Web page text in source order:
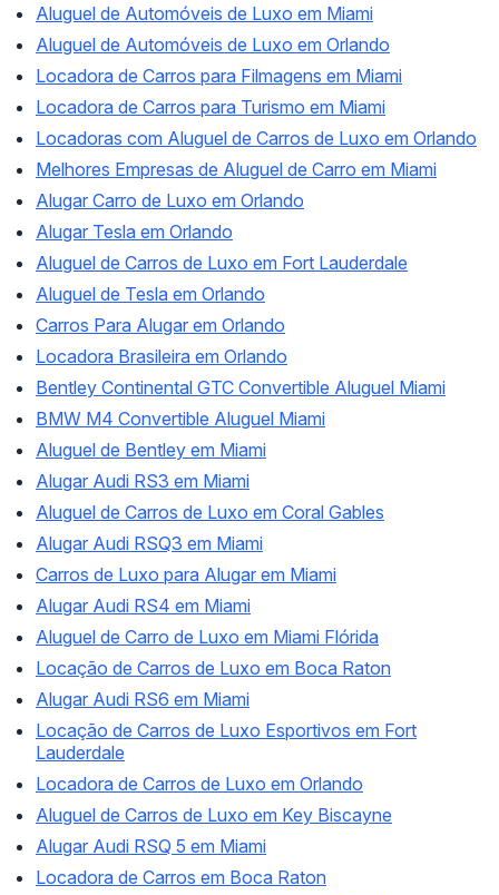
Aluguel de Automóveis de Luxo em Miami
Aluguel de Automóveis de Luxo em Orlando
Locadora de Carros para Filmagens em Miami
Locadora de Carros para Turismo em Miami
Locadoras com Aluguel de Carros de Luxo em Orlando
Melhores Empresas de Aluguel de Carro em Miami
Alugar Carro de Luxo em Orlando
Alugar Tesla em Orlando
Aluguel de Carros de Luxo em Fort Lauderdale
Aluguel de Tesla em Orlando
Carros Para Alugar em Orlando
Locadora Brasileira em Orlando
Bentley Continental GTC Convertible Aluguel Miami
BMW M4 Convertible Aluguel Miami
Aluguel de Bentley em Miami
Alugar Audi RS3 em Miami
Aluguel de Carros de Luxo em Coral Gables
Alugar Audi RSQ3 em Miami
Carros de Luxo para Alugar em Miami
Alugar Audi RS4 em Miami
Aluguel de Carro de Luxo em Miami Flórida
Locação de Carros de Luxo em Boca Raton
Alugar Audi RS6 em Miami
Locação de Carros de Luxo Esportivos em Fort
Lauderdale
Locadora de Carros de Luxo em Orlando
Aluguel de Carros de Luxo em Key Biscayne
Alugar Audi RSQ 5 em Miami
Locadora de Carros em Boca Raton